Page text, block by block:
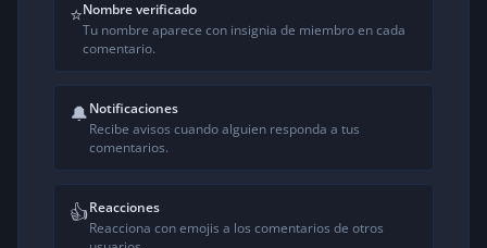
⭐Nombre verificado
Tu nombre aparece con insignia de miembro en cada
comentario.
🔔Notificaciones
Recibe avisos cuando alguien responda a tus
comentarios.
👍Reacciones
Reacciona con emojis a los comentarios de otros